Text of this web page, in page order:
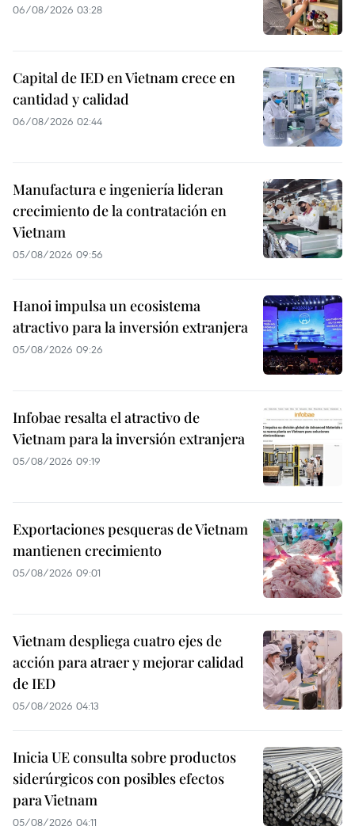
06/08/2026 03:28
Capital de IED en Vietnam crece en
cantidad y calidad
06/08/2026 02:44
Manufactura e ingeniería lideran
crecimiento de la contratación en
Vietnam
05/08/2026 09:56
Hanoi impulsa un ecosistema
atractivo para la inversión extranjera
05/08/2026 09:26
Infobae resalta el atractivo de
Vietnam para la inversión extranjera
05/08/2026 09:19
Exportaciones pesqueras de Vietnam
mantienen crecimiento
05/08/2026 09:01
Vietnam despliega cuatro ejes de
acción para atraer y mejorar calidad
de IED
05/08/2026 04:13
Inicia UE consulta sobre productos
siderúrgicos con posibles efectos
para Vietnam
05/08/2026 04:11